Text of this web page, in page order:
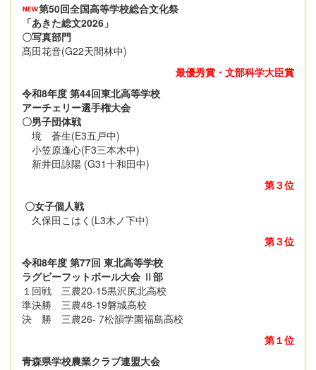
第50回全国高等学校総合文化祭
「あきた総文2026」
〇写真部門
髙田花音(G22天間林中)
最優秀賞・文部科学大臣賞
令和8年度 第44回東北高等学校
アーチェリー選手権大会
〇男子団体戦
境 蒼生(E3五戸中)
小笠原逢心(F3三本木中)
新井田諒陽 (G31十和田中)
第３位
〇女子個人戦
久保田こはく(L3木ノ下中)
第３位
令和8年度 第77回 東北高等学校
ラグビーフットボール大会 Ⅱ部
１回戦 三農20-15黒沢尻北高校
準決勝 三農48-19磐城高校
決 勝 三農26- 7松韻学園福島高校
第１位
青森県学校農業クラブ連盟大会